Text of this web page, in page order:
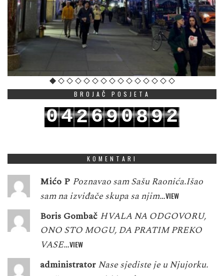
BROJAČ POSJETA
042690892
KOMENTARI
Mićo P Poznavao sam Sašu Raonića.Išao
sam na izviđače skupa sa njim…VIEW
Boris Gombač HVALA NA ODGOVORU,
ONO STO MOGU, DA PRATIM PREKO
VASE…VIEW
administrator Nase sjediste je u Njujorku.